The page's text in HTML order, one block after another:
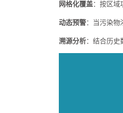
网格化覆盖：按区域
动态预警：当污染物
溯源分析：结合历史